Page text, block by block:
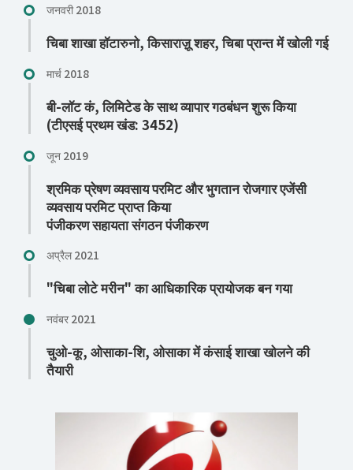
जनवरी 2018
चिबा शाखा हॉटारुनो, किसाराज़ू शहर, चिबा प्रान्त में खोली गई
मार्च 2018
बी-लॉट कं, लिमिटेड के साथ व्यापार गठबंधन शुरू किया
(टीएसई प्रथम खंड: 3452)
जून 2019
श्रमिक प्रेषण व्यवसाय परमिट और भुगतान रोजगार एजेंसी
व्यवसाय परमिट प्राप्त किया
पंजीकरण सहायता संगठन पंजीकरण
अप्रैल 2021
"चिबा लोटे मरीन" का आधिकारिक प्रायोजक बन गया
नवंबर 2021
चुओ-कू, ओसाका-शि, ओसाका में कंसाई शाखा खोलने की
तैयारी